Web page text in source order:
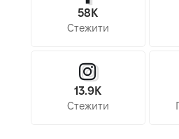
58K
Стежити
13.9K
Стежити